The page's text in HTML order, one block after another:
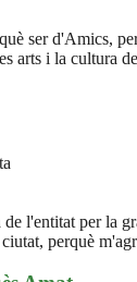
ser d'Amics,
arts i la cultura
l'entitat per la
perquè